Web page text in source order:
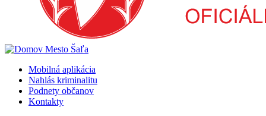
Mobilná aplikácia
Nahlás kriminalitu
Podnety občanov
Kontakty